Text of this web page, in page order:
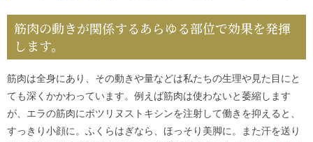
筋肉の動きが関係するあらゆる部位で効果を発揮
します。
筋肉は全身にあり、その動きや量などは私たちの生理や見た目にと
ても深くかかわっています。例えば筋肉は使わないと萎縮します
が、エラの筋肉にボツリヌストキシンを注射して働きを抑えると、
すっきり小顔に。ふくらはぎなら、ほっそり美脚に。また汗を送り